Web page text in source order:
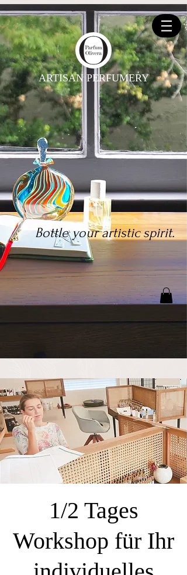
ARTISAN PERFUMERY
Bottle your artistic spirit.
1/2 Tages
Workshop für Ihr